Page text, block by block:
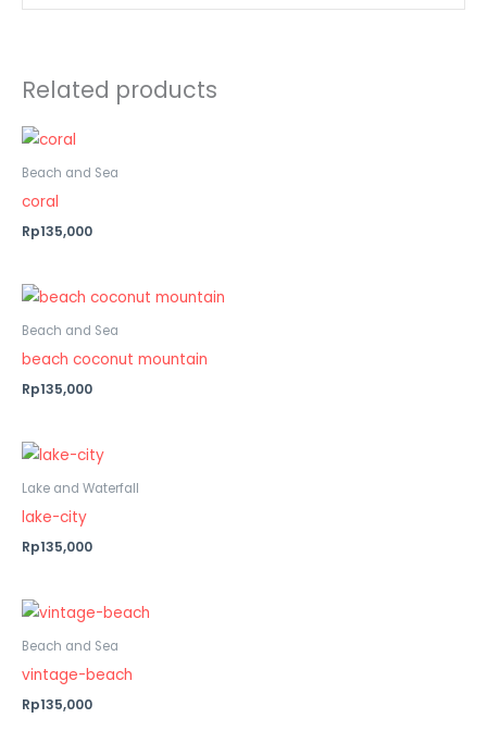
Related products
Beach and Sea
coral
Rp135,000
Beach and Sea
beach coconut mountain
Rp135,000
Lake and Waterfall
lake-city
Rp135,000
Beach and Sea
vintage-beach
Rp135,000